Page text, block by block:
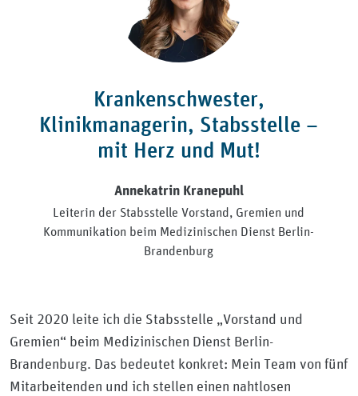
Krankenschwester,
Klinikmanagerin, Stabsstelle –
mit Herz und Mut!
Annekatrin Kranepuhl
Leiterin der Stabsstelle Vorstand, Gremien und
Kommunikation beim Medizinischen Dienst Berlin-
Brandenburg
Seit 2020 leite ich die Stabsstelle „Vorstand und
Gremien“ beim Medizinischen Dienst Berlin-
Brandenburg. Das bedeutet konkret: Mein Team von fünf
Mitarbeitenden und ich stellen einen nahtlosen